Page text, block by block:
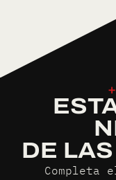
+
DE
Completa